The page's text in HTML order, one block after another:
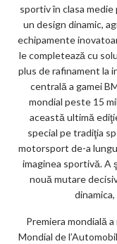
sportiv în clasa medie
un design dinamic,
echipamente
le completează cu
plus de rafinament la
centrală a gamei
mondial peste 15
această ultimă
special pe tradiţia
motorsport de-a
imaginea sportivă. A
nouă mutare
Premiera mondială
Mondial de